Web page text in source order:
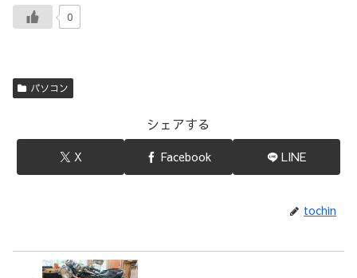
0
パソコン
シェアする
X Facebook LINE
tochin